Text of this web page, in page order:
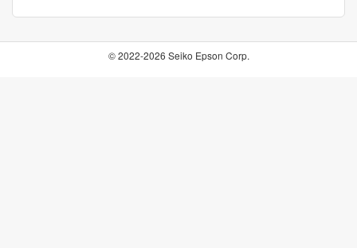
© 2022-2026 Seiko Epson Corp.